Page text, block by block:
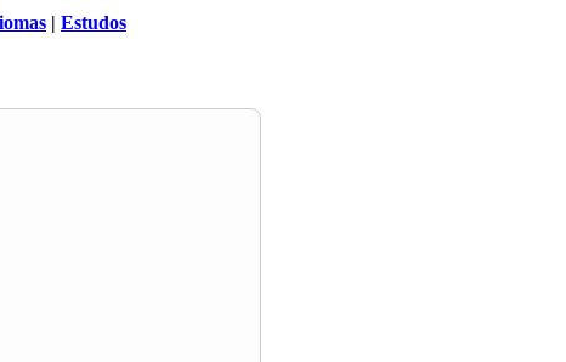
| Estudos